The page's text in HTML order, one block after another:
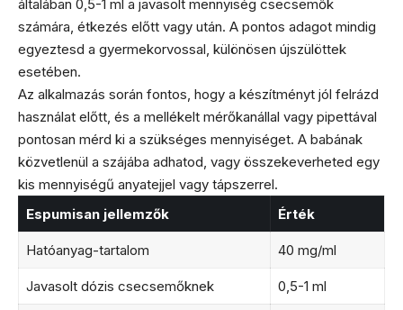
általában 0,5-1 ml a javasolt mennyiség csecsemők
számára, étkezés előtt vagy után. A pontos adagot mindig
egyeztesd a gyermekorvossal, különösen újszülöttek
esetében.
Az alkalmazás során fontos, hogy a készítményt jól felrázd
használat előtt, és a mellékelt mérőkanállal vagy pipettával
pontosan mérd ki a szükséges mennyiséget. A babának
közvetlenül a szájába adhatod, vagy összekeverheted egy
kis mennyiségű anyatejjel vagy tápszerrel.
Espumisan jellemzők
Érték
Hatóanyag-tartalom 40 mg/ml
Javasolt dózis csecsemőknek 0,5-1 ml